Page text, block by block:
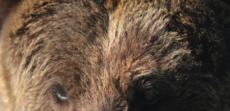
Робота
Для медіа
Зв'язатися з нами
Пожертвувати
Квитки